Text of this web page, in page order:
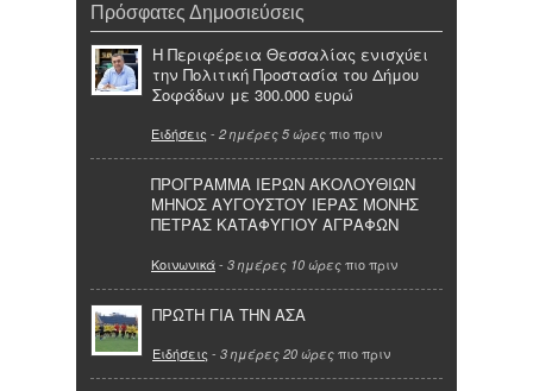
Πρόσφατες Δημοσιεύσεις
Η Περιφέρεια Θεσσαλίας ενισχύει
την Πολιτική Προστασία του Δήμου
Σοφάδων με 300.000 ευρώ
Ειδήσεις - 2 ημέρες 5 ώρες πιο πριν
ΠΡΟΓΡΑΜΜΑ ΙΕΡΩΝ ΑΚΟΛΟΥΘΙΩΝ
ΜΗΝΟΣ ΑΥΓΟΥΣΤΟΥ ΙΕΡΑΣ ΜΟΝΗΣ
ΠΕΤΡΑΣ ΚΑΤΑΦΥΓΙΟΥ ΑΓΡΑΦΩΝ
Κοινωνικά- 3 ημέρες 10 ώρες πιο πριν
ΠΡΩΤΗ ΓΙΑ ΤΗΝ ΑΣΑ
Ειδήσεις - 3 ημέρες 20 ώρες πιο πριν